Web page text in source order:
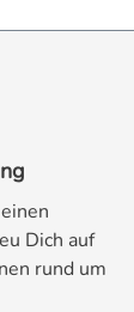
Dich auf
rund um